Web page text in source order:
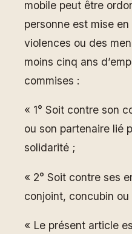
mobile peut être
personne est mise
violences ou des
moins cinq ans
commises :
« 1° Soit contre son
ou son partenaire lié
solidarité ;
« 2° Soit contre ses
conjoint, concubin ou
« Le présent article